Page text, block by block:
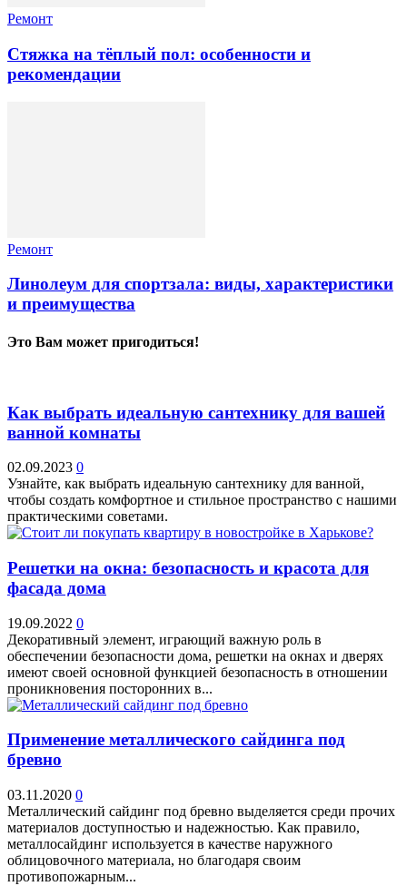
Ремонт
Стяжка на тёплый пол: особенности и
рекомендации
Ремонт
Линолеум для спортзала: виды, характеристики
и преимущества
Это Вам может пригодиться!
Как выбрать идеальную сантехнику для вашей
ванной комнаты
02.09.2023 0
Узнайте, как выбрать идеальную сантехнику для ванной,
чтобы создать комфортное и стильное пространство с нашими
практическими советами.
Решетки на окна: безопасность и красота для
фасада дома
19.09.2022 0
Декоративный элемент, играющий важную роль в
обеспечении безопасности дома, решетки на окнах и дверях
имеют своей основной функцией безопасность в отношении
проникновения посторонних в...
Применение металлического сайдинга под
бревно
03.11.2020 0
Металлический сайдинг под бревно выделяется среди прочих
материалов доступностью и надежностью. Как правило,
металлосайдинг используется в качестве наружного
облицовочного материала, но благодаря своим
противопожарным...